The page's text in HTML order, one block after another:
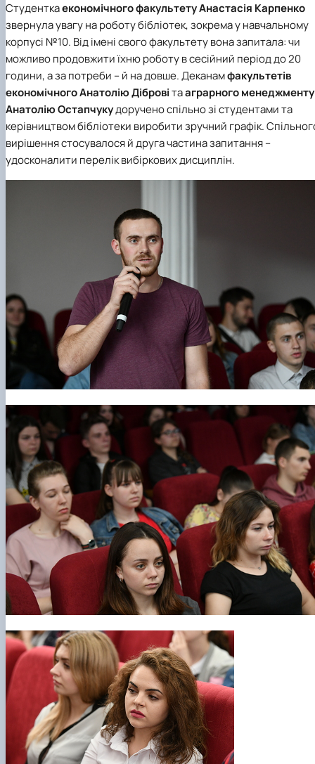
Студенткаекономічного факультетуАнастасія Карпенко
звернула увагу на роботу бібліотек, зокрема у навчальному
корпусі №10. Від імені свого факультету вона запитала: чи
можливо продовжити їхню роботу в сесійний період до 20
години, а за потреби – й на довше. Деканамфакультетів
економічногоАнатолію Дібровітааграрного менеджменту
Анатолію Остапчукудоручено спільно зі студентами та
керівництвом бібліотеки виробити зручний графік.
вирішення стосувалося й друга частина запитання –
удосконалити перелік вибіркових дисциплін.